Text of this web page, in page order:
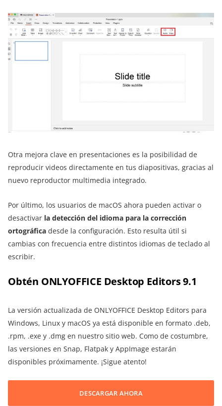
Otra mejora clave en presentaciones es la posibilidad de
reproducir videos directamente en tus diapositivas, gracias al
nuevo reproductor multimedia integrado.
Por último, los usuarios de macOS ahora pueden activar o
desactivar la detección del idioma para la corrección
ortográfica desde la configuración. Esto resulta útil si
cambias con frecuencia entre distintos idiomas de teclado al
escribir.
Obtén ONLYOFFICE Desktop Editors 9.1
La versión actualizada de ONLYOFFICE Desktop Editors para
Windows, Linux y macOS ya está disponible en formato .deb,
.rpm, .exe y .dmg en nuestro sitio web. Como de costumbre,
las versiones en Snap, Flatpak y AppImage estarán
disponibles próximamente. ¡Sigue atento!
DESCARGAR AHORA